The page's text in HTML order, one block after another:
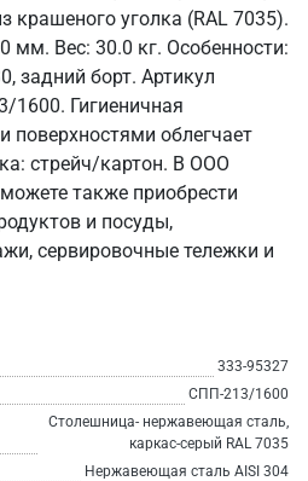
крашеного уголка (RAL 7035).
мм. Вес: 30.0 кг. Особенности:
задний борт. Артикул
1600. Гигиеничная
поверхностями облегчает
стрейч/картон. В ООО
также приобрести
и посуды,
сервировочные тележки и
333-95327
СПП-213/1600
Столешница- нержавеющая сталь,
каркас-серый RAL 7035
Нержавеющая сталь AISI 304